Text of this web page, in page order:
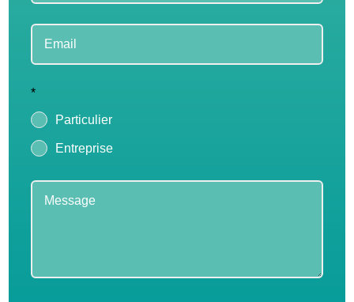
*
Particulier
Entreprise